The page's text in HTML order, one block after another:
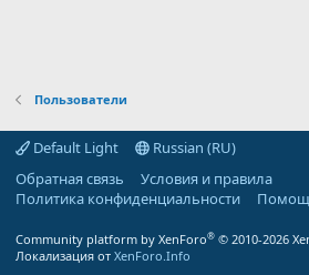
Пользователи
Default Light
Russian (RU)
Обратная связь
Условия и правила
Политика конфиденциальности
Community platform by XenForo® © 2010-2026
Локализация от XenForo.Info